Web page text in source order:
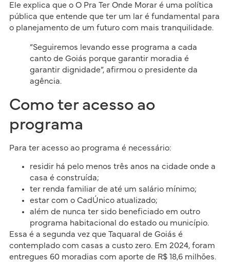
Ele explica que o O Pra Ter Onde Morar é uma política
pública que entende que ter um lar é fundamental para
o planejamento de um futuro com mais tranquilidade.
“Seguiremos levando esse programa a cada
canto de Goiás porque garantir moradia é
garantir dignidade”, afirmou o presidente da
agência.
Como ter acesso ao
programa
Para ter acesso ao programa é necessário:
residir há pelo menos três anos na cidade onde a
casa é construída;
ter renda familiar de até um salário mínimo;
estar com o CadÚnico atualizado;
além de nunca ter sido beneficiado em outro
programa habitacional do estado ou município.
Essa é a segunda vez que Taquaral de Goiás é
contemplado com casas a custo zero. Em 2024, foram
entregues 60 moradias com aporte de R$ 18,6 milhões.